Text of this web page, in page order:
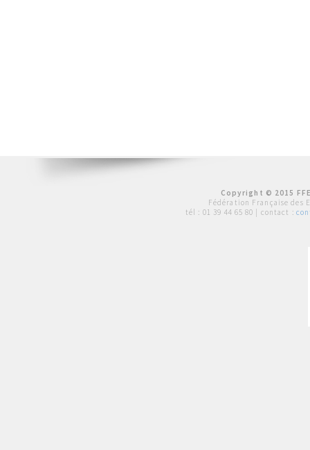
Copyright © 2015
Fédération Française des
tél : 01 39 44 65 80 | contact :